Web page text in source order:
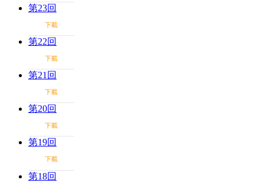
第23回
下載
第22回
下載
第21回
下載
第20回
下載
第19回
下載
第18回